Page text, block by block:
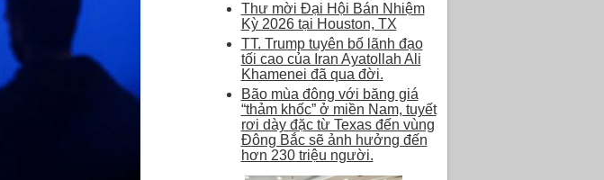
Thư mời Đại Hội Bán Nhiệm
Kỳ 2026 tại Houston, TX
TT. Trump tuyên bố lãnh đạo
tối cao của Iran Ayatollah Ali
Khamenei đã qua đời.
Bão mùa đông với băng giá
“thảm khốc” ở miền Nam, tuyết
rơi dày đặc từ Texas đến vùng
Đông Bắc sẽ ảnh hưởng đến
hơn 230 triệu người.